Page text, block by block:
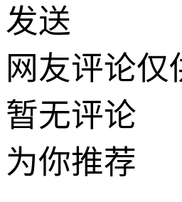
发送
网友评论
暂无评论
为你推荐